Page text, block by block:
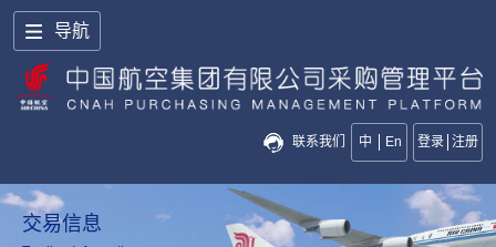
导航
联系我们 中 En 登录 注册
交易信息